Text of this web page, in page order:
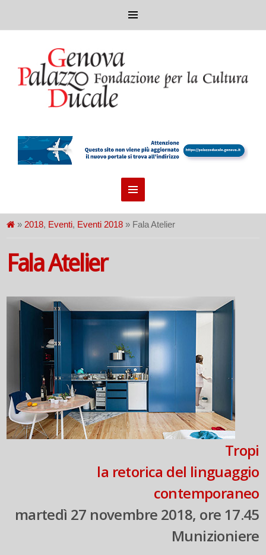
» 2018, Eventi, Eventi 2018 » Fala Atelier
Fala Atelier
Tropi
la retorica del linguaggio
contemporaneo
martedì 27 novembre 2018, ore 17.45
Munizioniere